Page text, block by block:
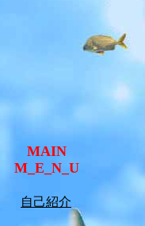
MAIN
M_E_N_U
自己紹介